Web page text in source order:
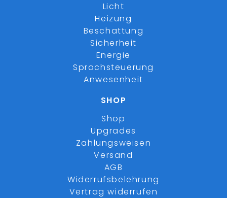
Licht
Heizung
Beschattung
Sicherheit
Energie
Sprachsteuerung
Anwesenheit
SHOP
Shop
Upgrades
Zahlungsweisen
Versand
AGB
Widerrufsbelehrung
Vertrag widerrufen